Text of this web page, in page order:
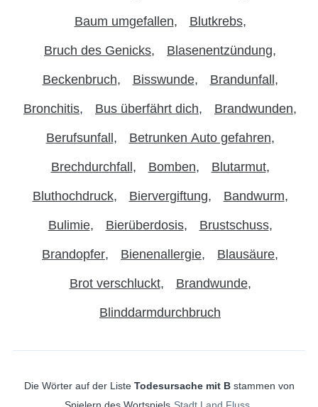
Baum umgefallen Blutkrebs
Bruch des Genicks Blasenentzündung
Beckenbruch Bisswunde Brandunfall
Bronchitis Bus überfährt dich Brandwunden
Berufsunfall Betrunken Auto gefahren
Brechdurchfall Bomben Blutarmut
Bluthochdruck Biervergiftung Bandwurm
Bulimie Bierüberdosis Brustschuss
Brandopfer Bienenallergie Blausäure
Brot verschluckt Brandwunde
Blinddarmdurchbruch
Die Wörter auf der Liste Todesursache mit Bstammen von